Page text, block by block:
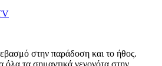
στην παράδοση και το ήθος.
όλα τα σημαντικά γεγονότα στην